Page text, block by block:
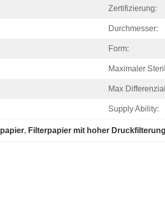
Zertifizierung:
Durchmesser:
Form:
Maximaler
Max
Supply Ability:
, Filterpapier mit hoher Druckfilterung